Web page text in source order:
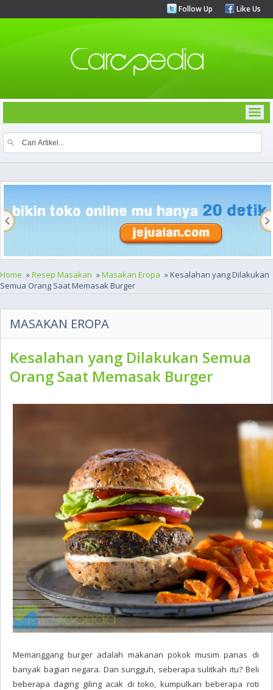
Follow Up Like Us
Home »Resep Masakan »Masakan Eropa » Kesalahan yang Dilakukan
Semua Orang Saat Memasak Burger
MASAKAN EROPA
Kesalahan yang Dilakukan Semua
Orang Saat Memasak Burger
Memanggang burger adalah makanan pokok musim panas di
banyak bagian negara. Dan sungguh, seberapa sulitkah itu? Beli
beberapa daging giling acak di toko, kumpulkan beberapa roti